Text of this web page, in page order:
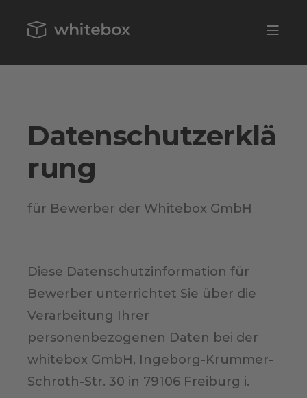
Datenschutzerklä
rung
für Bewerber der Whitebox GmbH
Diese Datenschutzinformation für
Bewerber unterrichtet Sie über die
Verarbeitung Ihrer
personenbezogenen Daten bei der
whitebox GmbH, Ingeborg-Krummer-
Schroth-Str. 30 in 79106 Freiburg i.